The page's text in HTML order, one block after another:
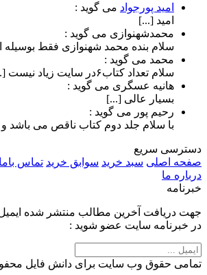
امید پورجواد می گوید :
امید [...]
محمدشهنوازی می گوید :
سلام بنده محمد شهنوازی فقط بوسیله
محمد می گوید :
سلام تعداد کتاب۶در سایت زیاد نیست [...]
هانیه عسگری می گوید :
بسیار عالی [...]
رحیم پور می گوید :
با سلام جلد دوم کتاب ناقص می باشد
دسترسی سریع
صفحه اصلی سبد خرید سوابق خرید تماس باما
درباره ما
خبرنامه
جهت دریافت آخرین مطالب منتشر شده ایمیل
در خبرنامه سایت عضو شوید :
تمامی حقوق وب سایت برای دانش فایل